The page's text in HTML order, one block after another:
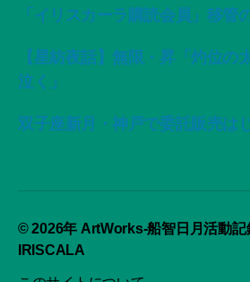
「イリスカーラ購読会員」移管
【星紡夜話】無限・昇「灼位の
泣く」
双子座新月・神戸で委託販売は
© 2026年 ArtWorks-船智日月活動記
IRISCALA